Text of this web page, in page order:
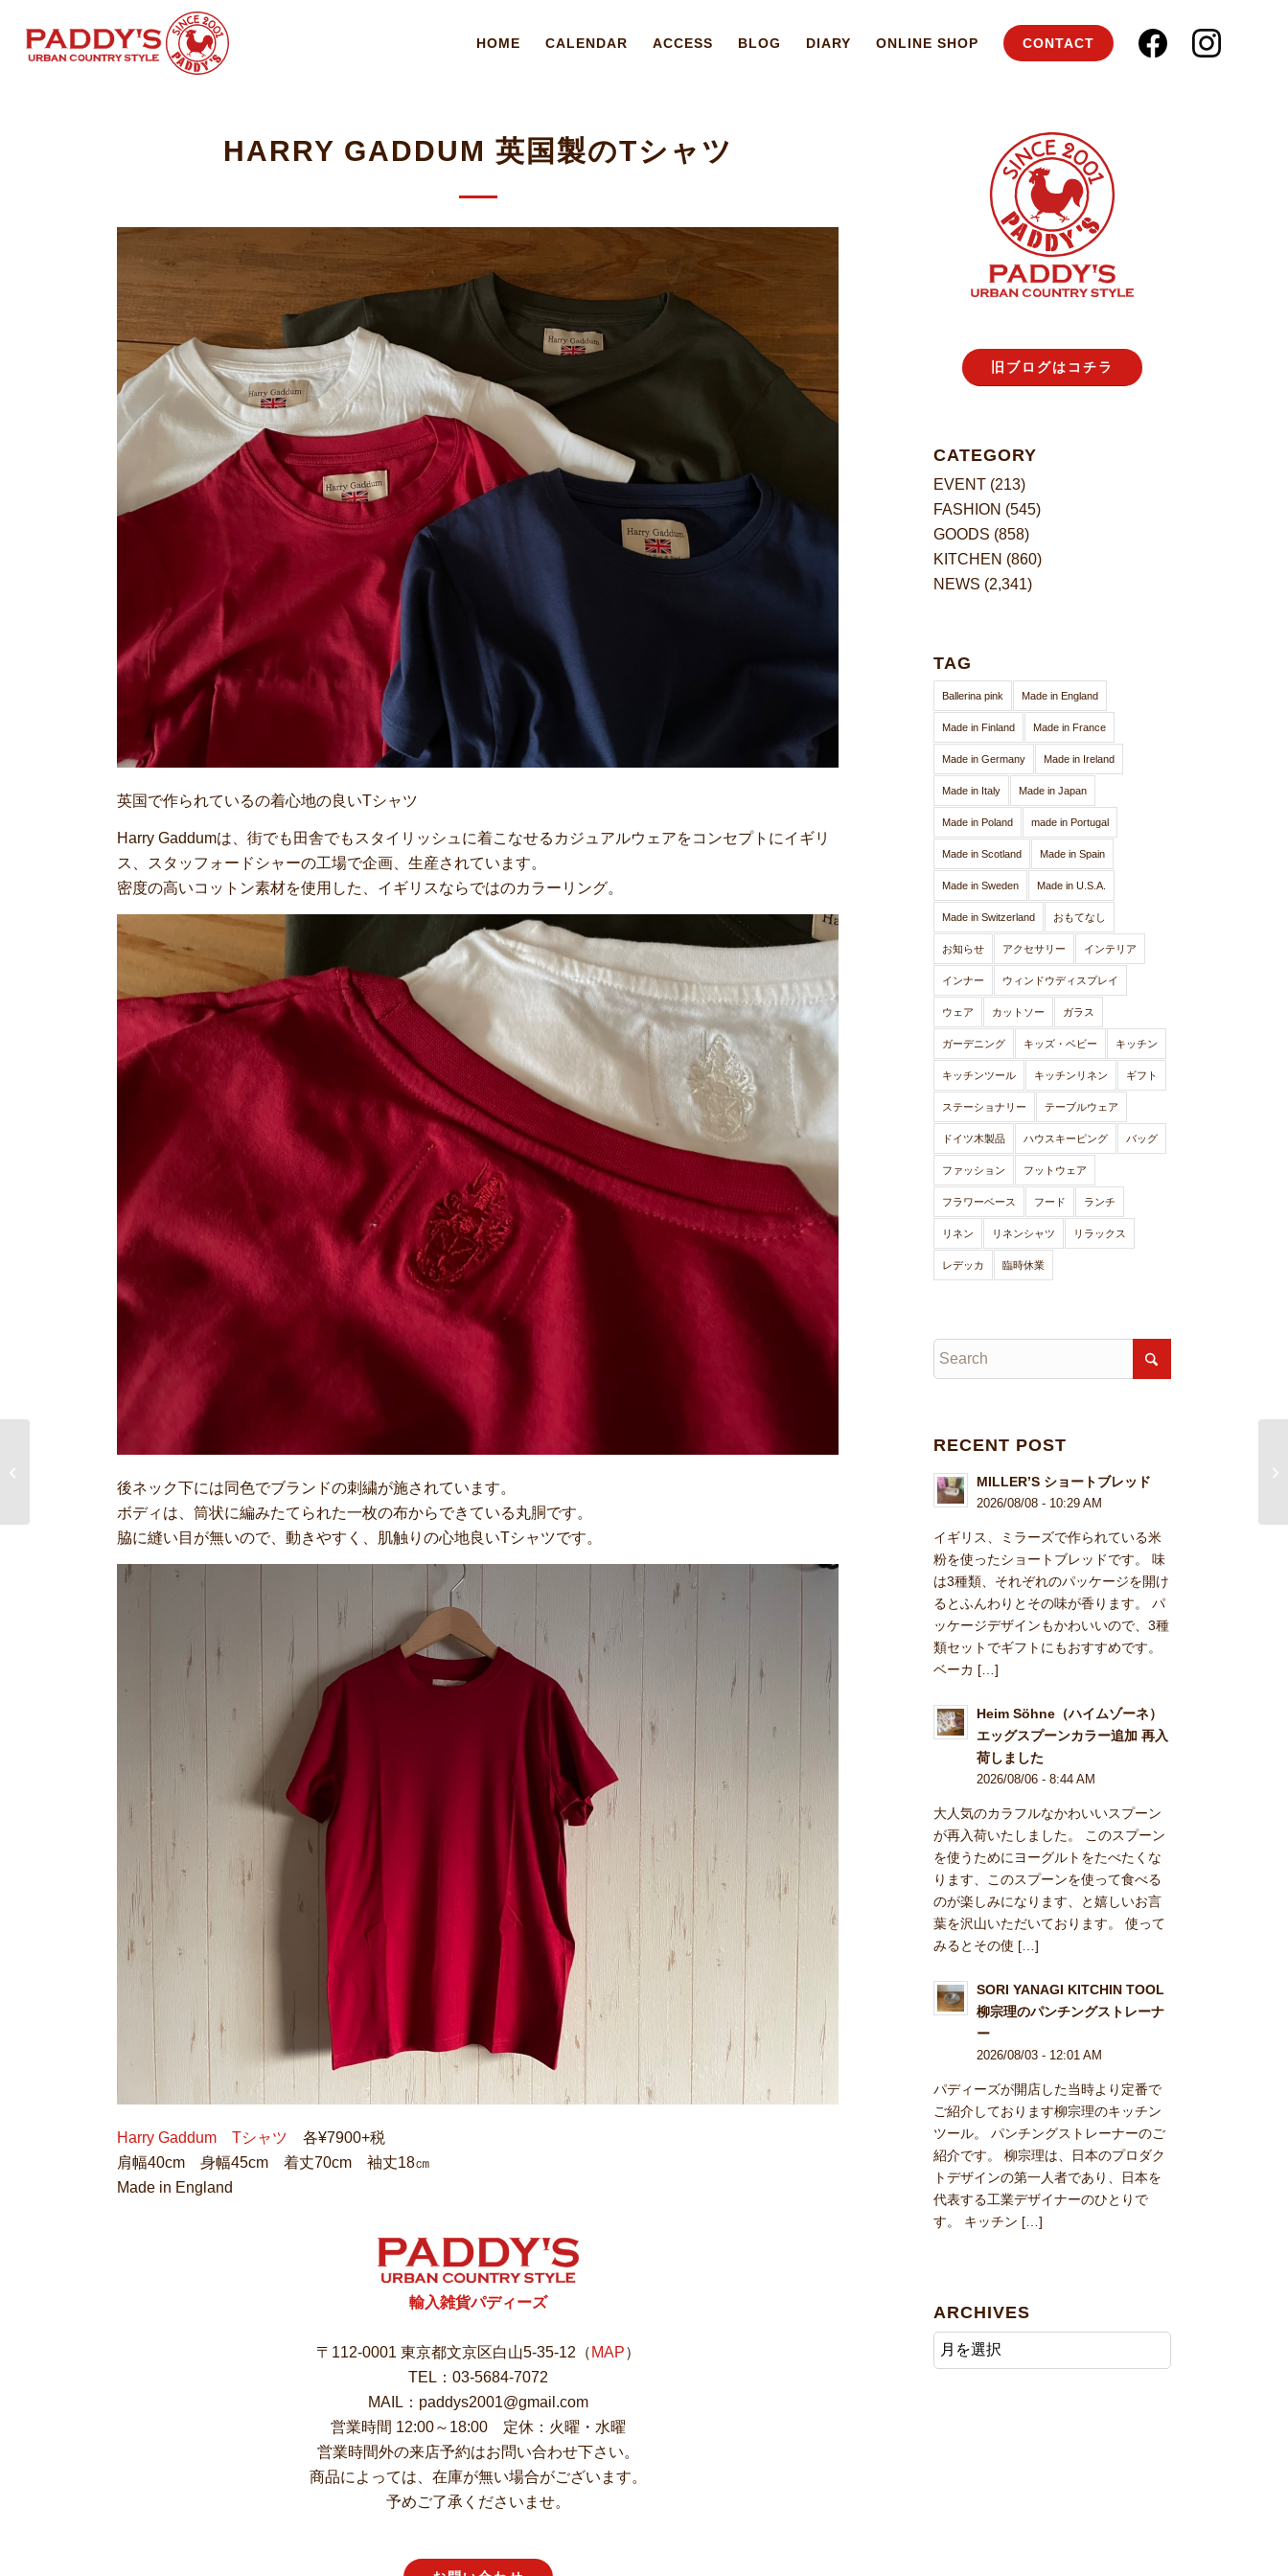
HOME CALENDAR ACCESS BLOG DIARY ONLINE SHOP CONTACT
HARRY GADDUM 英国製のTシャツ
英国で作られているの着心地の良いTシャツ
Harry Gaddumは、街でも田舎でもスタイリッシュに着こなせるカジュアルウェアをコンセプトにイギリ
ス、スタッフォードシャーの工場で企画、生産されています。
密度の高いコットン素材を使用した、イギリスならではのカラーリング。
後ネック下には同色でブランドの刺繍が施されています。
ボディは、筒状に編みたてられた一枚の布からできている丸胴です。
脇に縫い目が無いので、動きやすく、肌触りの心地良いTシャツです。
Harry Gaddum Tシャツ 各¥7900+税
肩幅40cm 身幅45cm 着丈70cm 袖丈18㎝
Made in England
輸入雑貨パディーズ
〒112-0001 東京都文京区白山5-35-12（ MAP）
TEL：03-5684-7072
MAIL：paddys2001@gmail.com
営業時間 12:00～18:00 定休：火曜・水曜
営業時間外の来店予約はお問い合わせ下さい。
商品によっては、在庫が無い場合がございます。
予めご了承くださいませ。
旧ブログはコチラ
CATEGORY
EVENT (213)
FASHION (545)
GOODS (858)
KITCHEN (860)
NEWS (2,341)
TAG
Ballerina pink Made in England
Made in Finland Made in France
Made in Germany Made in Ireland
Made in Italy Made in Japan
Made in Poland made in Portugal
Made in Scotland Made in Spain
Made in Sweden Made in U.S.A.
Made in Switzerland おもてなし
お知らせ アクセサリー インテリア
インナー ウィンドウディスプレイ
ウェア カットソー ガラス
ガーデニング キッズ・ベビー キッチン
キッチンツール キッチンリネン ギフト
ステーショナリー テーブルウェア
ドイツ木製品 ハウスキーピング バッグ
ファッション フットウェア
フラワーベース フード ランチ
リネン リネンシャツ リラックス
レデッカ 臨時休業
RECENT POST
MILLER’S ショートブレッド
2026/08/08 - 10:29 AM
イギリス、ミラーズで作られている米
粉を使ったショートブレッドです。 味
は3種類、それぞれのパッケージを開け
るとふんわりとその味が香ります。 パ
ッケージデザインもかわいいので、3種
類セットでギフトにもおすすめです。
ベーカ […]
Heim Söhne（ハイムゾーネ）
エッグスプーンカラー追加 再入
荷しました
2026/08/06 - 8:44 AM
大人気のカラフルなかわいいスプーン
が再入荷いたしました。 このスプーン
を使うためにヨーグルトをたべたくな
ります、このスプーンを使って食べる
のが楽しみになります、と嬉しいお言
葉を沢山いただいております。 使って
みるとその使 […]
SORI YANAGI KITCHIN TOOL
柳宗理のパンチングストレーナ
ー
2026/08/03 - 12:01 AM
パディーズが開店した当時より定番で
ご紹介しております柳宗理のキッチン
ツール。 パンチングストレーナーのご
紹介です。 柳宗理は、日本のプロダク
トデザインの第一人者であり、日本を
代表する工業デザイナーのひとりで
す。 キッチン […]
ARCHIVES